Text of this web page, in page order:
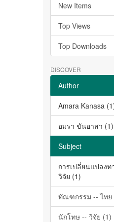
New Items
Top Views
Top Downloads
DISCOVER
Author
Amara Kanasa
อมรา ขันอาสา (1)
Subject
การเปลี่ยนแปลงท
วิจัย (1)
ทัณฑกรรม -- ไทย
นักโทษ -- วิจัย (1)